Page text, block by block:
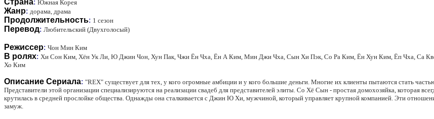
Южная Корея
Жанр: дорама, драма
Продолжительность: 1 сезон
Перевод: Любительский (Двухголосый)
Режиссер: Чон Мин Ким
В ролях: Хи Сон Ким, Хён Ук Ли, Ю Джин Чон, Хун Пак, Чжи Ён Чха, Ён А Ким, Мин Джи Чха, Сын Хи Пэк, Со Ра Ким, Ён Хун Ким, Ёп Чха, Са
Хо Ким
Описание Сериала: "REX" существует для тех, у кого огромные амбиции и у кого большие деньги. Многие их клиенты пытаются стать
Представители этой организации специализируются на реализации свадеб для представителей элиты. Со Хё Сын - простая домохозяйка, которая
крутилась в средней прослойке общества. Однажды она сталкивается с Джин Ю Хи, мужчиной, который управляет крупной компанией. Эти
замуж.